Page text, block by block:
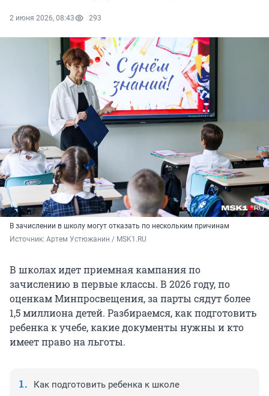
2 июня 2026, 08:43 293
В зачислении в школу могут отказать по нескольким причинам
Источник: Артем Устюжанин / MSK1.RU
В школах идет приемная кампания по
зачислению в первые классы. В 2026 году, по
оценкам Минпросвещения, за парты сядут более
1,5 миллиона детей. Разбираемся, как подготовить
ребенка к учебе, какие документы нужны и кто
имеет право на льготы.
Как подготовить ребенка к школе